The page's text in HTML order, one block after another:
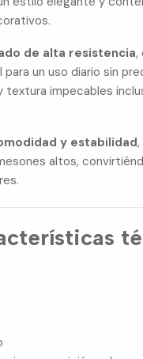
de alta resistencia,
para un uso diario sin
textura impecables
y estabilidad
altos,